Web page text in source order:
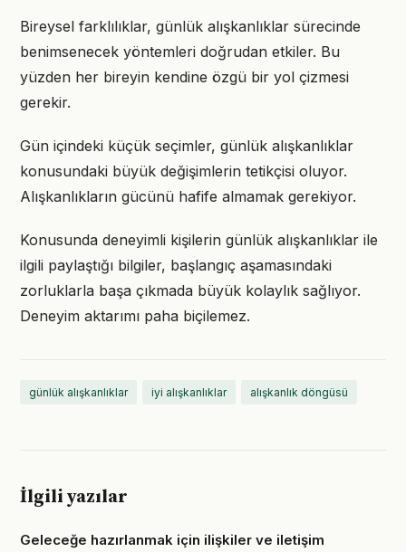
Bireysel farklılıklar, günlük alışkanlıklar sürecinde
benimsenecek yöntemleri doğrudan etkiler. Bu
yüzden her bireyin kendine özgü bir yol çizmesi
gerekir.
Gün içindeki küçük seçimler, günlük alışkanlıklar
konusundaki büyük değişimlerin tetikçisi oluyor.
Alışkanlıkların gücünü hafife almamak gerekiyor.
Konusunda deneyimli kişilerin günlük alışkanlıklar ile
ilgili paylaştığı bilgiler, başlangıç aşamasındaki
zorluklarla başa çıkmada büyük kolaylık sağlıyor.
Deneyim aktarımı paha biçilemez.
günlük alışkanlıklar iyi alışkanlıklar alışkanlık döngüsü
İlgili yazılar
Geleceğe hazırlanmak için ilişkiler ve iletişim